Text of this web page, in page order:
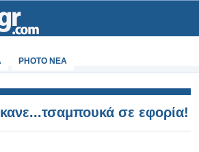
PHOTO NEA
σε εφορία!